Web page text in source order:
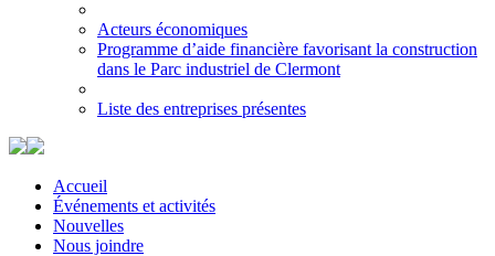
Acteurs économiques
Programme d’aide financière favorisant la construction
dans le Parc industriel de Clermont
Liste des entreprises présentes
Accueil
Événements et activités
Nouvelles
Nous joindre